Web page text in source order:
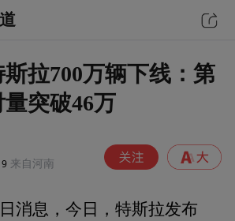
拉700万辆下线：第
突破46万
来自河南
消息，今日，特斯拉发布